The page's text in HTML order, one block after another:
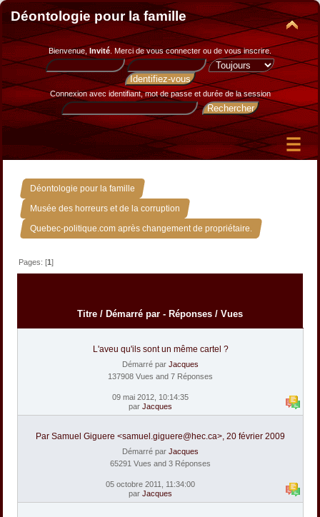
Déontologie pour la famille
Bienvenue, Invité. Merci devous connecter ou de vous inscrire.
Connexion avec identifiant, mot de passe et durée de la session
Déontologie pour la famille »
Musée des horreurs et de la corruption »
Quebec-politique.com après changement de propriétaire.
Pages: [1]
Titre / Démarré par - Réponses / Vues
L'aveu qu'ils sont un même cartel ?
Démarré par Jacques
137908 Vues and 7 Réponses
09 mai 2012, 10:14:35
par Jacques
Par Samuel Giguere <samuel.giguere@hec.ca>, 20 février 2009
Démarré par Jacques
65291 Vues and 3 Réponses
05 octobre 2011, 11:34:00
par Jacques